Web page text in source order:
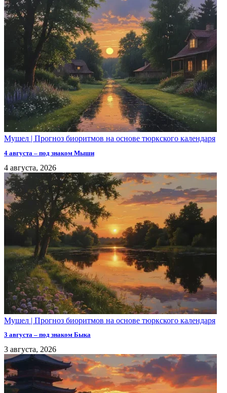
Мушел | Прогноз биоритмов на основе тюркского календаря
4 августа – под знаком Мыши
4 августа, 2026
Мушел | Прогноз биоритмов на основе тюркского календаря
3 августа – под знаком Быка
3 августа, 2026